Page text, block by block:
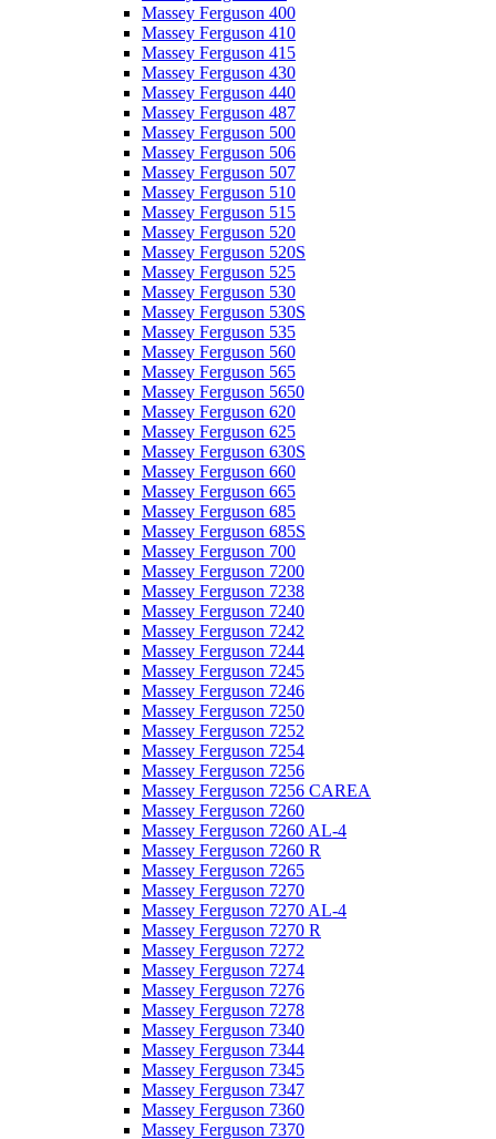
Massey Ferguson 400
Massey Ferguson 410
Massey Ferguson 415
Massey Ferguson 430
Massey Ferguson 440
Massey Ferguson 487
Massey Ferguson 500
Massey Ferguson 506
Massey Ferguson 507
Massey Ferguson 510
Massey Ferguson 515
Massey Ferguson 520
Massey Ferguson 520S
Massey Ferguson 525
Massey Ferguson 530
Massey Ferguson 530S
Massey Ferguson 535
Massey Ferguson 560
Massey Ferguson 565
Massey Ferguson 5650
Massey Ferguson 620
Massey Ferguson 625
Massey Ferguson 630S
Massey Ferguson 660
Massey Ferguson 665
Massey Ferguson 685
Massey Ferguson 685S
Massey Ferguson 700
Massey Ferguson 7200
Massey Ferguson 7238
Massey Ferguson 7240
Massey Ferguson 7242
Massey Ferguson 7244
Massey Ferguson 7245
Massey Ferguson 7246
Massey Ferguson 7250
Massey Ferguson 7252
Massey Ferguson 7254
Massey Ferguson 7256
Massey Ferguson 7256 CAREA
Massey Ferguson 7260
Massey Ferguson 7260 AL-4
Massey Ferguson 7260 R
Massey Ferguson 7265
Massey Ferguson 7270
Massey Ferguson 7270 AL-4
Massey Ferguson 7270 R
Massey Ferguson 7272
Massey Ferguson 7274
Massey Ferguson 7276
Massey Ferguson 7278
Massey Ferguson 7340
Massey Ferguson 7344
Massey Ferguson 7345
Massey Ferguson 7347
Massey Ferguson 7360
Massey Ferguson 7370